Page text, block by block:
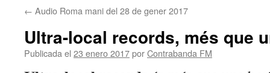
← Audio Roma mani del 28 de gener 2017
Ultra-local records, més que
Publicada el 23 enero 2017porContrabanda FM